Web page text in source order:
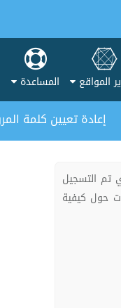
المواقع المساعدة
إعادة تعيين كلمة
تم التسجيل
حول كيفية